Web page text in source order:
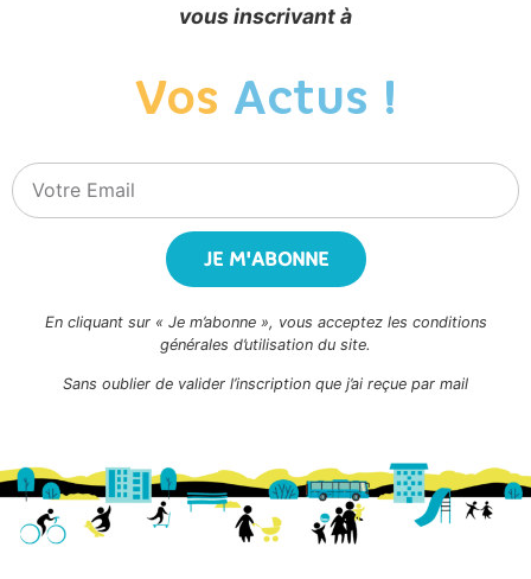
vous inscrivant à
Vos Actus !
JE M'ABONNE
En cliquant sur « Je m’abonne », vous acceptez les conditions
générales d’utilisation du site.
Sans oublier de valider l’inscription que j’ai reçue par mail